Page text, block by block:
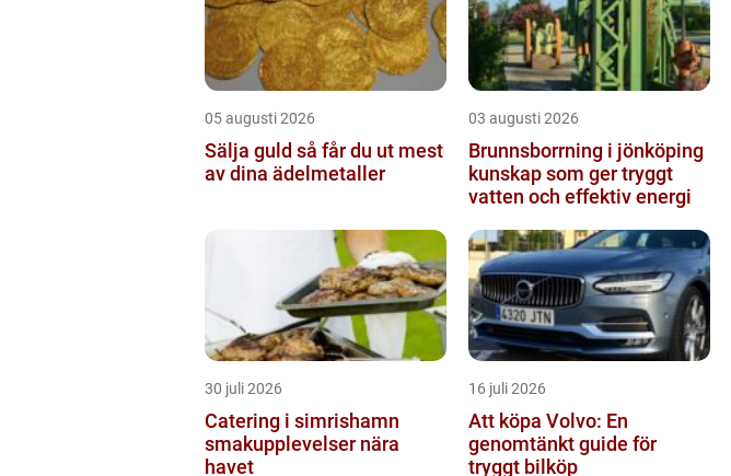
05 augusti 2026
Sälja guld så får du ut mest
av dina ädelmetaller
03 augusti 2026
Brunnsborrning i jönköping
kunskap som ger tryggt
vatten och effektiv energi
30 juli 2026
Catering i simrishamn
smakupplevelser nära
havet
16 juli 2026
Att köpa Volvo: En
genomtänkt guide för
tryggt bilköp